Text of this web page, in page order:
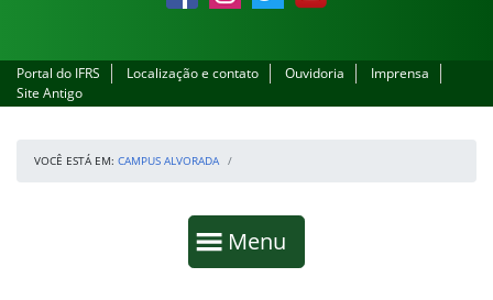
Portal do IFRS Localização e contato Ouvidoria
Imprensa
Site Antigo
VOCÊ ESTÁ EM: CAMPUS ALVORADA
Mostrar
Menu